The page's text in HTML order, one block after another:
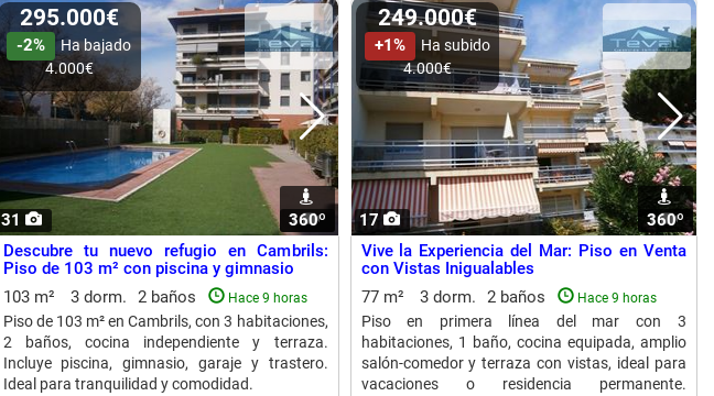
31 1
360º
295.000€
-2%
Ha bajado
4.000€
Descubre tu nuevo refugio en Cambrils:
Piso de 103 m² con piscina y gimnasio
103 m²
3 dorm. 2 baños Hace 9 horas
Piso de 103 m² en Cambrils, con 3 habitaciones,
2 baños, cocina independiente y terraza.
Incluye piscina, gimnasio, garaje y trastero.
Ideal para tranquilidad y comodidad.
17 1
360º
249.000€
+1%
Ha subido
4.000€
Vive la Experiencia del Mar: Piso en Venta
con Vistas Inigualables
77 m²
3 dorm. 2 baños Hace 9 horas
Piso en primera línea del mar con 3
habitaciones, 1 baño, cocina equipada, amplio
salón-comedor y terraza con vistas, ideal para
vacaciones o residencia permanente.